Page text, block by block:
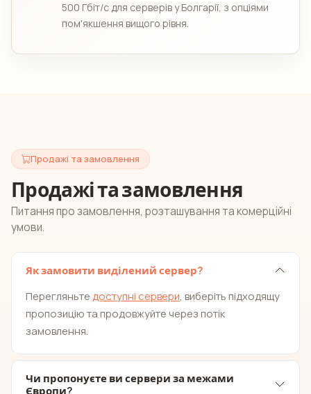
500 Гбіт/с для серверів у Болгарії, з опціями
пом'якшення вищого рівня.
Продажі та замовлення
Продажі та замовлення
Питання про замовлення, розташування та комерційні
умови.
Як замовити виділений сервер?
Перегляньтедоступні сервери, виберіть підходящу
пропозицію та продовжуйте через потік
замовлення.
Чи пропонуєте ви сервери за межами
Європи?